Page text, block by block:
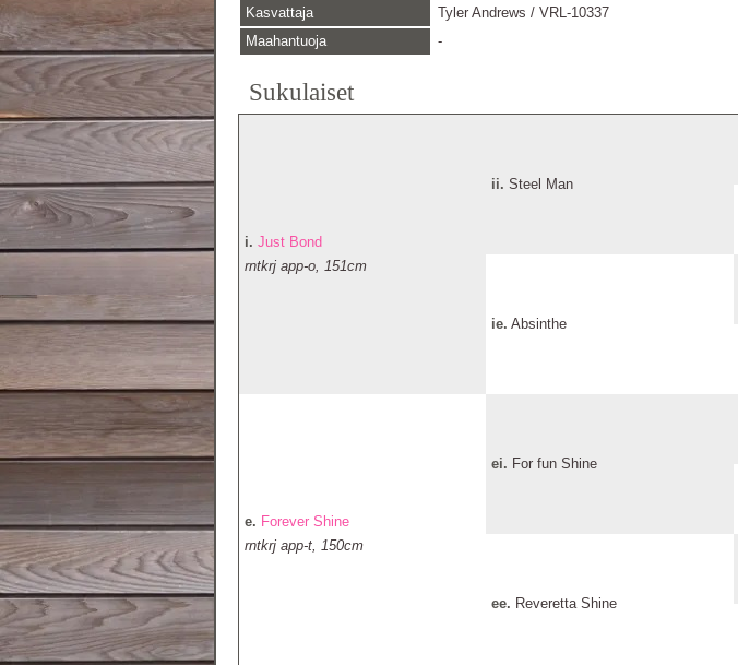
Kasvattaja
Tyler Andrews / VRL-10337
Maahantuoja
-
Sukulaiset
i. Just Bond
rntkrj app-o, 151cm
ii. Steel Man
ie. Absinthe
e. Forever Shine
rntkrj app-t, 150cm
ei. For fun Shine
ee. Reveretta Shine